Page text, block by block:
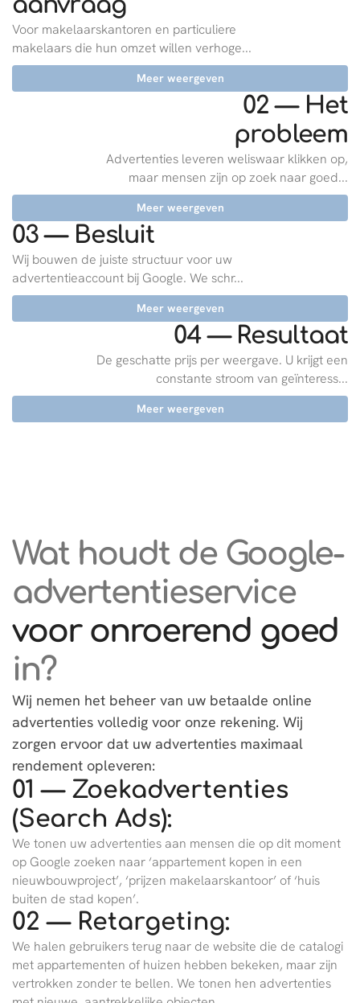
Voor makelaarskantoren en particuliere
makelaars die hun omzet willen verhoge...
Meer weergeven
02 — Het
probleem
Advertenties leveren weliswaar klikken op,
maar mensen zijn op zoek naar goed...
Meer weergeven
03 — Besluit
Wij bouwen de juiste structuur voor uw
advertentieaccount bij Google. We schr...
Meer weergeven
04 — Resultaat
De geschatte prijs per weergave. U krijgt een
constante stroom van geïnteress...
Meer weergeven
Wat houdt de Google-
advertentieservice
voor onroerend goed
in?
Wij nemen het beheer van uw betaalde online
advertenties volledig voor onze rekening. Wij
zorgen ervoor dat uw advertenties maximaal
rendement opleveren:
01 — Zoekadvertenties
(Search Ads):
We tonen uw advertenties aan mensen die op dit moment
op Google zoeken naar ‘appartement kopen in een
nieuwbouwproject’, ‘prijzen makelaarskantoor’ of ‘huis
buiten de stad kopen’.
02 — Retargeting:
We halen gebruikers terug naar de website die de catalogi
met appartementen of huizen hebben bekeken, maar zijn
vertrokken zonder te bellen. We tonen hen advertenties